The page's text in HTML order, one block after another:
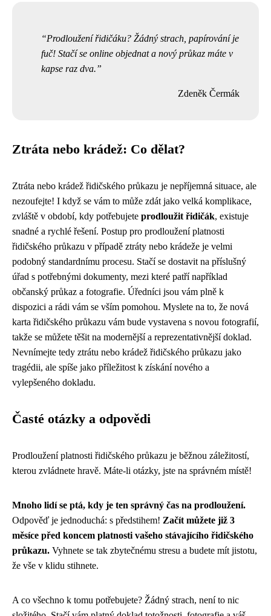
Prodloužení řidičáku? Žádný strach, papírování je
fuč! Stačí se online objednat a nový průkaz máte v
kapse raz dva.
Zdeněk Čermák
Ztráta nebo krádež: Co dělat?
Ztráta nebo krádež řidičského průkazu je nepříjemná situace, ale
nezoufejte! I když se vám to může zdát jako velká komplikace,
zvláště v období, kdy potřebujete prodloužit řidičák, existuje
snadné a rychlé řešení. Postup pro prodloužení platnosti
řidičského průkazu v případě ztráty nebo krádeže je velmi
podobný standardnímu procesu. Stačí se dostavit na příslušný
úřad s potřebnými dokumenty, mezi které patří například
občanský průkaz a fotografie. Úředníci jsou vám plně k
dispozici a rádi vám se vším pomohou. Myslete na to, že nová
karta řidičského průkazu vám bude vystavena s novou fotografií,
takže se můžete těšit na modernější a reprezentativnější doklad.
Nevnímejte tedy ztrátu nebo krádež řidičského průkazu jako
tragédii, ale spíše jako příležitost k získání nového a
vylepšeného dokladu.
Časté otázky a odpovědi
Prodloužení platnosti řidičského průkazu je běžnou záležitostí,
kterou zvládnete hravě. Máte-li otázky, jste na správném místě!
Mnoho lidí se ptá, kdy je ten správný čas na prodloužení.
Odpověď je jednoduchá: s předstihem! Začít můžete již 3
měsíce před koncem platnosti vašeho stávajícího řidičského
průkazu. Vyhnete se tak zbytečnému stresu a budete mít jistotu,
že vše v klidu stihnete.
A co všechno k tomu potřebujete? Žádný strach, není to nic